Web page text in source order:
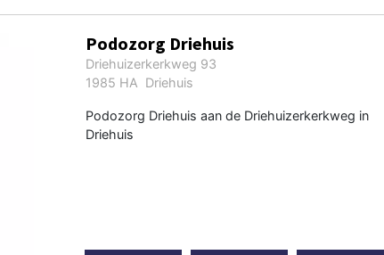
Podozorg Driehuis
Driehuizerkerkweg 93
1985 HA Driehuis
Podozorg Driehuis aan de Driehuizerkerkweg in
Driehuis